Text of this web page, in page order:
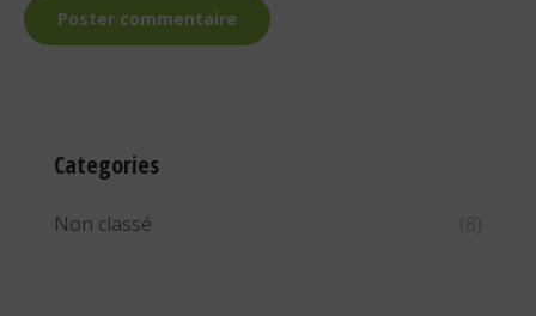
Poster commentaire
Categories
Non classé